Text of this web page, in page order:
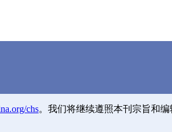
chs。我们将继续遵照本刊宗旨和